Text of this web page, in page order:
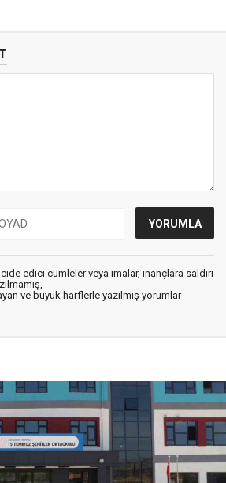
edici cümleler veya imalar, inançlara saldırı
ve büyük harflerle yazılmış yorumlar